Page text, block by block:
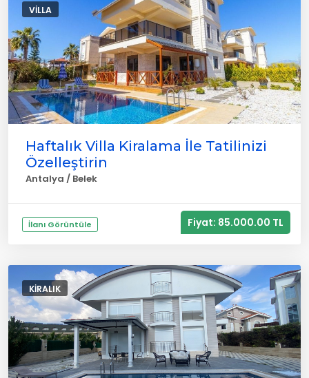
VILLA
Haftalık Villa Kiralama İle Tatilinizi
Özelleştirin
Antalya / Belek
İlanı Görüntüle Fiyat: 85.000.00 TL
KIRALIK